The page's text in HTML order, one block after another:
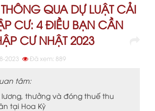
QUA DỰ LUẬT CẢI
CƯ: 4 ĐIỀU BẠN CẦN
CƯ NHẬT 2023
2023 Đã xem: 889
tâm:
thưởng và đóng thuế thu
tại Hoa Kỳ